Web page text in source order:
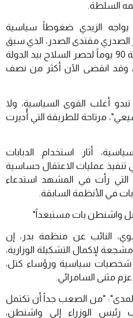
السلطة.
الزيدي ضغوطاً سياسية
الصدري مقتدى الصدر، الذي سبق
أن منح الحكومة مهلة 90 يوماً لحصر السلاح بيد الدولة
وقد انقضى الآن أكثر من نصف
أغلب القوى السياسية، ولا
مرتاحة للطريقة التي أُديرت
أثار استخدام الدبابات
تنفيذ عمليات الاعتقال حساسية
رأت في المشهد استدعاء
في الأنظمة السابقة.
واشنطن بات مستبعداً"
النائب عن منظمة بدر، إن
مشجعة لإكمال التشكيلة الوزارية،
سياسية ورؤساء كتل،
مثنى السامرائي.
"من الصعب جداً أن تكتمل
رئيس الوزراء إلى واشنطن،